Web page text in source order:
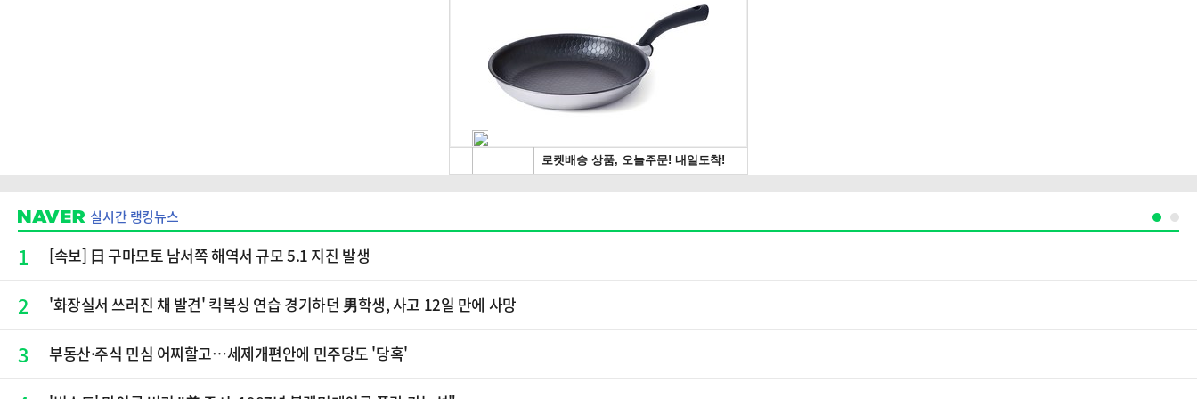
실시간 랭킹뉴스
1 [속보] 日 구마모토 남서쪽 해역서 규모 5.1 지진 발생
2 '화장실서 쓰러진 채 발견' 킥복싱 연습 경기하던 男학생, 사고 12일 만에 사망
3 부동산·주식 민심 어찌할고…세제개편안에 민주당도 '당혹'